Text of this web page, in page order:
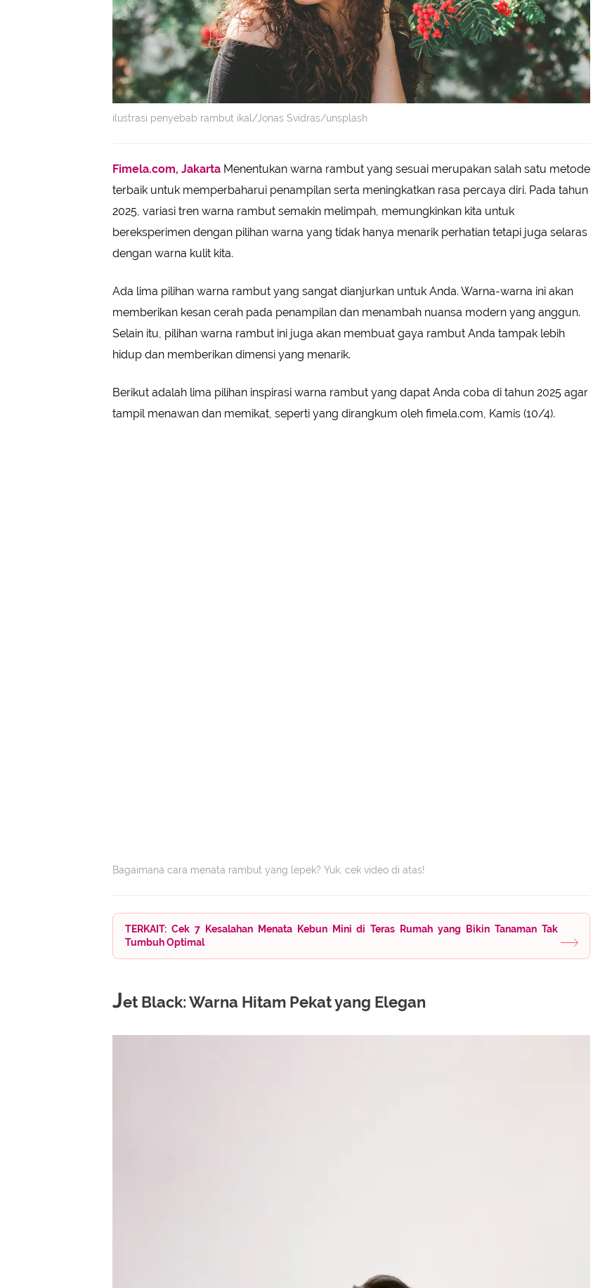
ilustrasi penyebab rambut ikal/Jonas Svidras/unsplash
Fimela.com, Jakarta Menentukan warna rambut yang sesuai merupakan salah satu metode
terbaik untuk memperbaharui penampilan serta meningkatkan rasa percaya diri. Pada tahun
2025, variasi tren warna rambut semakin melimpah, memungkinkan kita untuk
bereksperimen dengan pilihan warna yang tidak hanya menarik perhatian tetapi juga selaras
dengan warna kulit kita.
Ada lima pilihan warna rambut yang sangat dianjurkan untuk Anda. Warna-warna ini akan
memberikan kesan cerah pada penampilan dan menambah nuansa modern yang anggun.
Selain itu, pilihan warna rambut ini juga akan membuat gaya rambut Anda tampak lebih
hidup dan memberikan dimensi yang menarik.
Berikut adalah lima pilihan inspirasi warna rambut yang dapat Anda coba di tahun 2025 agar
tampil menawan dan memikat, seperti yang dirangkum oleh fimela.com, Kamis (10/4).
Bagaimana cara menata rambut yang lepek? Yuk, cek video di atas!
TERKAIT: Cek 7 Kesalahan Menata Kebun Mini di Teras Rumah yang Bikin Tanaman Tak
Tumbuh Optimal
Jet Black: Warna Hitam Pekat yang Elegan